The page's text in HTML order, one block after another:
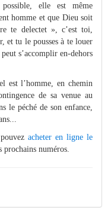
elle est même
homme et que Dieu soit
te delectet », c’est toi,
et tu le pousses à te louer
s’accomplir en-dehors
est l’homme, en chemin
de sa venue au
le péché de son enfance,
acheter en ligne le
numéros.